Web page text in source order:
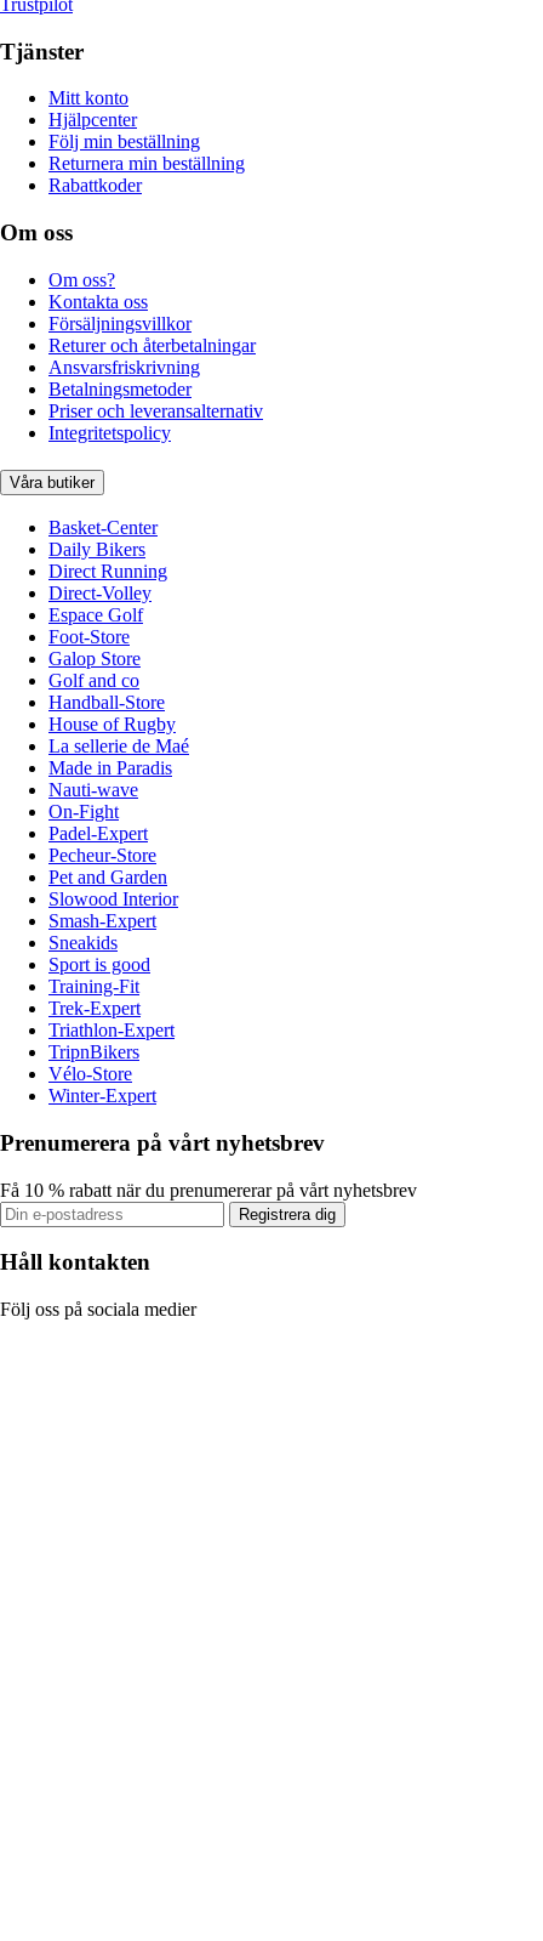
Trustpilot
Tjänster
Mitt konto
Hjälpcenter
Följ min beställning
Returnera min beställning
Rabattkoder
Om oss
Om oss?
Kontakta oss
Försäljningsvillkor
Returer och återbetalningar
Ansvarsfriskrivning
Betalningsmetoder
Priser och leveransalternativ
Integritetspolicy
Våra butiker
Basket-Center
Daily Bikers
Direct Running
Direct-Volley
Espace Golf
Foot-Store
Galop Store
Golf and co
Handball-Store
House of Rugby
La sellerie de Maé
Made in Paradis
Nauti-wave
On-Fight
Padel-Expert
Pecheur-Store
Pet and Garden
Slowood Interior
Smash-Expert
Sneakids
Sport is good
Training-Fit
Trek-Expert
Triathlon-Expert
TripnBikers
Vélo-Store
Winter-Expert
Prenumerera på vårt nyhetsbrev
Få 10 % rabatt när du prenumererar på vårt nyhetsbrev
Registrera dig
Håll kontakten
Följ oss på sociala medier